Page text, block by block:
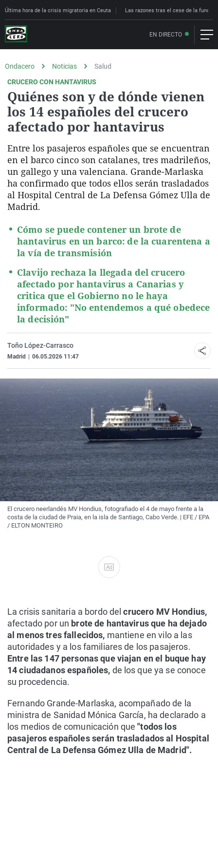
Última hora de la crisis migratoria en Ceuta Las razones tras el cese de la
EN DIRECTO
Ondacero Noticias
Salud
CRUCERO CON HANTAVIRUS
Quiénes son y de dónde vienen
los 14 españoles del crucero
afectado por hantavirus
Entre los pasajeros españoles que se encuentran
en el barco cinco son catalanes, tres madrileños,
un gallego y una valenciana. Grande-Marlaska
ha confirmado que todos ellos serán trasladados
al Hospital Central de La Defensa Gómez Ulla de
Madrid.
Cómo se puede contener un brote de
hantavirus en un barco: de la cuarentena a
la vía de transmisión
Clavijo rechaza la llegada del crucero
afectado por hantavirus a Canarias y
critica que el Gobierno no le haya
informado: "No entendemos a qué obedece
la decisión"
Toño López-Carrasco
Madrid 06.05.2026 11:47
El crucero neerlandés MV Hondius, fotografiado el 4 de mayo frente a la
costa de la ciudad de Praia, en la isla de Santiago, Cabo Verde. | EFE / EPA
/ ELTON MONTEIRO
Ad
La crisis sanitaria a bordo delcrucero MV Hondius,
afectado por un brote de hantavirus que ha dejado
al menos tres fallecidos, mantiene en vilo a las
autoridades y a los familiares de los pasajeros.
Entre las 147 personas que viajan en el buque hay
14 ciudadanos españoles, de los que ya se conoce
su procedencia.
Fernando Grande-Marlaska, acompañado de la
ministra de Sanidad Mónica García, ha declarado a
los medios de comunicación que"todos los
pasajeros españoles serán trasladados al Hospital
Central de La Defensa Gómez Ulla de Madrid".